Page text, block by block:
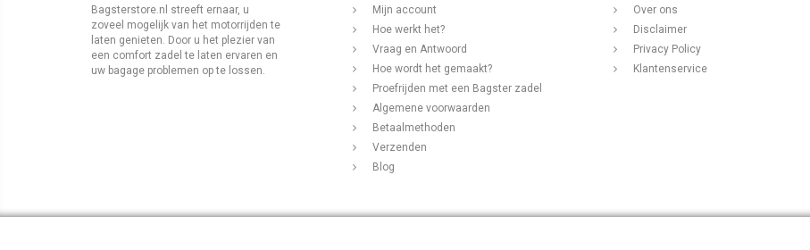
Bagsterstore.nl streeft ernaar, u
zoveel mogelijk van het motorrijden te
laten genieten. Door u het plezier van
een comfort zadel te laten ervaren en
uw bagage problemen op te lossen.
Mijn account
Hoe werkt het?
Vraag en Antwoord
Hoe wordt het gemaakt?
Proefrijden met een Bagster zadel
Algemene voorwaarden
Betaalmethoden
Verzenden
Blog
Over ons
Disclaimer
Privacy Policy
Klantenservice